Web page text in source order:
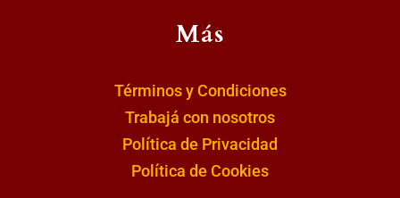
Más
Términos y Condiciones
Trabajá con nosotros
Política de Privacidad
Política de Cookies